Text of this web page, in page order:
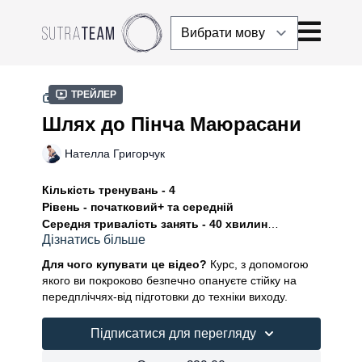
Трейлер
КОЛЕКЦІЯ
Шлях до Пінча Маюрасани
Нателла Григорчук
Кількість тренувань - 4
Рівень - початковий+ та середній
Середня тривалість занять - 40 хвилин
Курс – це комплексна підготовка до виконання
стійки на передпліччях – Пінча Маюрасани. Це
балансова і водночас перевернута асана, отже,
рівноваги. Втім, курс корисний не тільки, щоб
опанувати позу. Він також корисний для
напрацювання сили, зміцнення плечового поясу та
Дізнатись більше
Для чого купувати це відео? Курс, з допомогою
якого ви покроково безпечно опануєте стійку на
передпліччях-від підготовки до техніки виходу.
Підписатися для перегляду